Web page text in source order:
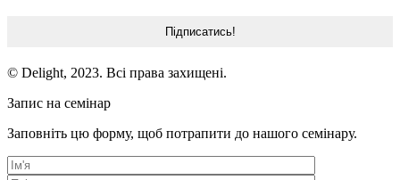
© Delight, 2023. Всі права захищені.
Запис на семінар
Заповніть цю форму, щоб потрапити до нашого семінару.